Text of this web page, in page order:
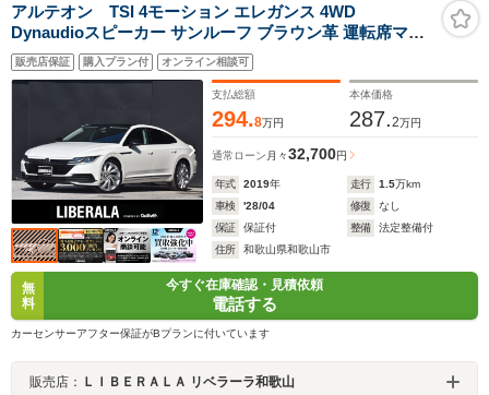
アルテオン TSI 4モーション エレガンス 4WD
Dynaudioスピーカー サンルーフ ブラウン革 運転席マッ
サージシート 純正ナビ フルセグ Apple CarPlay シートヒ
ーター ステアリングヒーター 全席シートヒーター 純正
20AW 電動バックドア LEDヘッドライト HUD ETC
販売店保証 購入プラン付 オンライン相談可
支払総額
294.8万円
本体価格
287.2万円
通常ローン 月々32,700円
年式 2019年 走行 1.5万km
車検
'28/04 修復
なし
保証
保証付 整備
法定整備付
住所
和歌山県和歌山市
無
料
今すぐ在庫確認・見積依頼
電話する
カーセンサーアフター保証がBプランに付いています
販売店： ＬＩＢＥＲＡＬＡ リベラーラ和歌山